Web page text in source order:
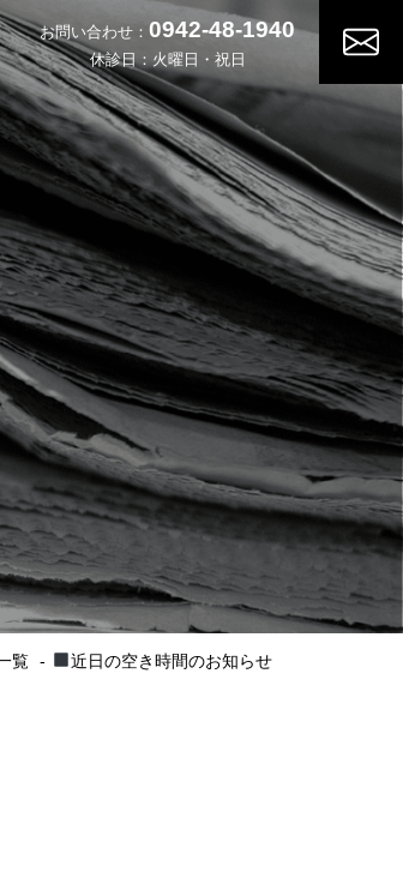
お問い合わせ： 0942-48-1940
休診日：火曜日・祝日
覧 近日の空き時間のお知らせ